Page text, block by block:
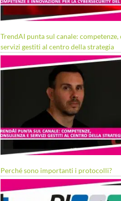
TrendAI punta sul canale: competenze,
servizi gestiti al centro della strategia
Perché sono importanti i protocolli?